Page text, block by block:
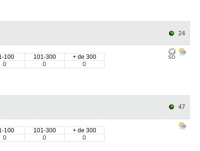
24
100 101-300
+ de 300
0 0
0
SO
47
100 101-300
+ de 300
0 0
0